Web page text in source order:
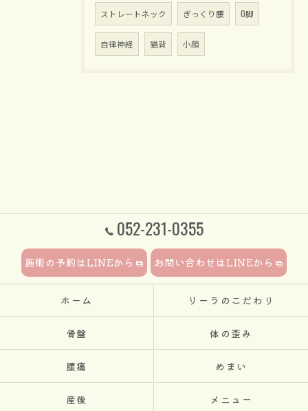
ストレートネック ぎっくり腰 O脚
自律神経 猫背 小顔
052-231-0355
施術の予約はLINEから お問い合わせはLINEから
ホーム リーラのこだわり
骨盤 体の歪み
腰痛 めまい
産後 メニュー